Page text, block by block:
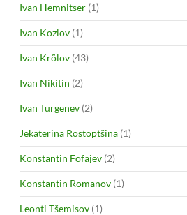
Ivan Hemnitser (1)
Ivan Kozlov (1)
Ivan Krõlov (43)
Ivan Nikitin (2)
Ivan Turgenev (2)
Jekaterina Rostoptšina (1)
Konstantin Fofajev (2)
Konstantin Romanov (1)
Leonti Tšemisov (1)